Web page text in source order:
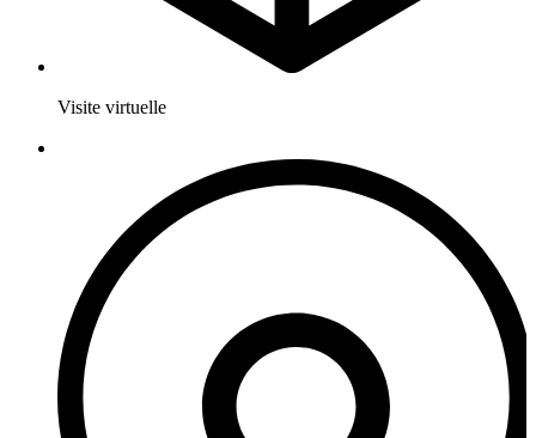
Visite virtuelle